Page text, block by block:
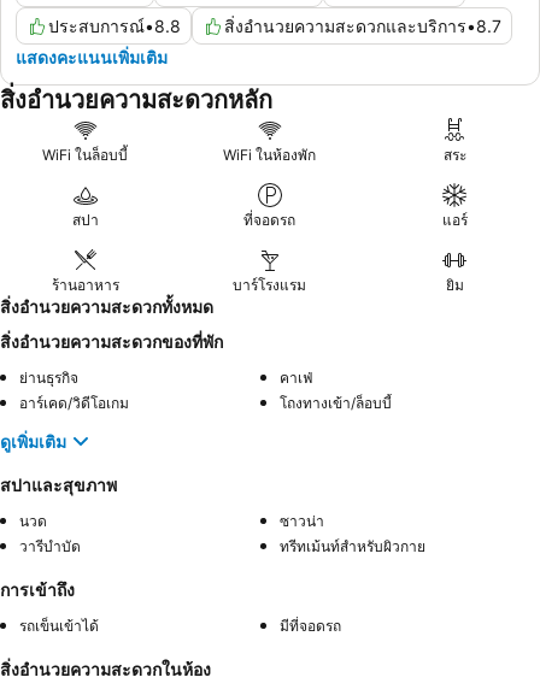
ประสบการณ์•8.8 สิ่งอำนวยความสะดวกและบริการ•8.7
แสดงคะแนนเพิ่มเติม
สิ่งอำนวยความสะดวกหลัก
WiFi ในล็อบบี้ WiFi ในห้องพัก สระ
สปา ที่จอดรถ แอร์
ร้านอาหาร บาร์โรงแรม ยิม
สิ่งอำนวยความสะดวกทั้งหมด
สิ่งอำนวยความสะดวกของที่พัก
ย่านธุรกิจ
คาเฟ่
อาร์เคด/วิดีโอเกม
โถงทางเข้า/ล็อบบี้
ดูเพิ่มเติม
สปาและสุขภาพ
นวด
ซาวน่า
วารีบำบัด
ทรีทเม้นท์สำหรับผิวกาย
การเข้าถึง
รถเข็นเข้าได้ มีที่จอดรถ
สิ่งอำนวยความสะดวกในห้อง